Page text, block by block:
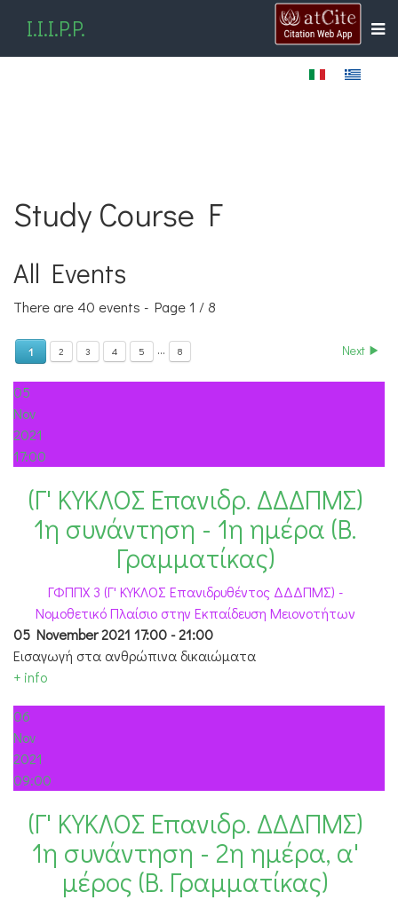
I.I.I.P.P.
Study Course F
All Events
There are 40 events - Page 1 / 8
1 2 3 4 5 ... 8 Next
05
Nov
2021
17:00
(Γ' ΚΥΚΛΟΣ Επανιδρ. ΔΔΔΠΜΣ)
1η συνάντηση - 1η ημέρα (Β.
Γραμματίκας)
ΓΦΠΠΧ 3 (Γ' ΚΥΚΛΟΣ Επανιδρυθέντος ΔΔΔΠΜΣ) -
Νομοθετικό Πλαίσιο στην Εκπαίδευση Μειονοτήτων
05 November 2021 17:00 -21:00
Εισαγωγή στα ανθρώπινα δικαιώματα
+ info
06
Nov
2021
09:00
(Γ' ΚΥΚΛΟΣ Επανιδρ. ΔΔΔΠΜΣ)
1η συνάντηση - 2η ημέρα, α'
μέρος (Β. Γραμματίκας)